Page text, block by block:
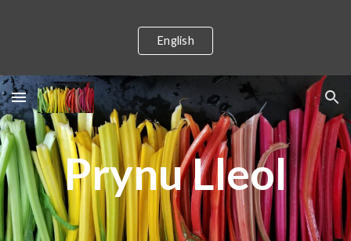
English
Prynu Lleol